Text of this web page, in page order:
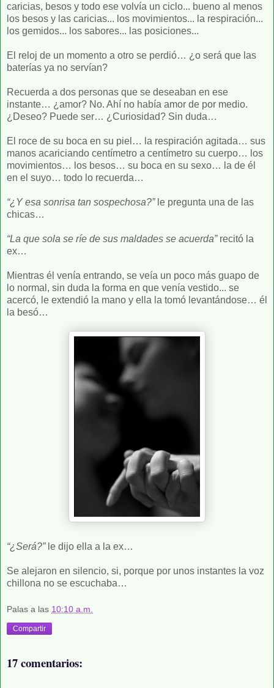
caricias, besos y todo ese volvía un ciclo... bueno al menos
los besos y las caricias... los movimientos... la respiración...
los gemidos... los sabores... las posiciones...
El reloj de un momento a otro se perdió… ¿o será que las
baterías ya no servían?
Recuerda a dos personas que se deseaban en ese
instante… ¿amor? No. Ahí no había amor de por medio.
¿Deseo? Puede ser… ¿Curiosidad? Sin duda…
El roce de su boca en su piel… la respiración agitada… sus
manos acariciando centímetro a centímetro su cuerpo… los
movimientos… los besos… su boca en su sexo… la de él
en el suyo… todo lo recuerda…
“¿Y esa sonrisa tan sospechosa?”le pregunta una de las
chicas…
“La que sola se ríe de sus maldades se acuerda”recitó la
ex…
Mientras él venía entrando, se veía un poco más guapo de
lo normal, sin duda la forma en que venía vestido... se
acercó, le extendió la mano y ella la tomó levantándose… él
la besó…
“¿Será?”le dijo ella a la ex…
Se alejaron en silencio, si, porque por unos instantes la voz
chillona no se escuchaba…
Palas a las 10:10 a.m.
Compartir
17 comentarios: